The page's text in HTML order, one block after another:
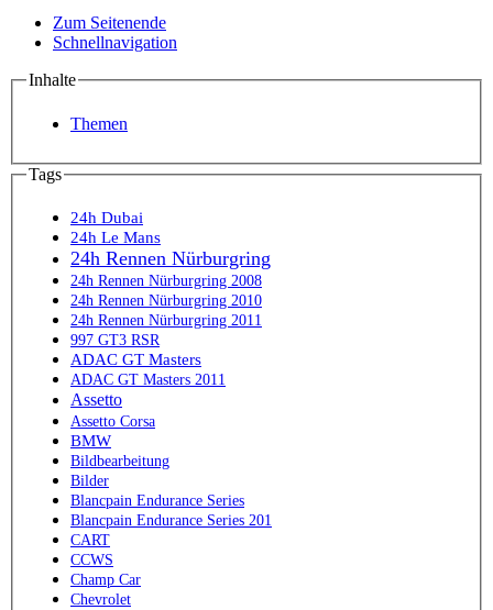
Zum Seitenende
Schnellnavigation
Inhalte
Themen
Tags
24h Dubai
24h Le Mans
24h Rennen Nürburgring
24h Rennen Nürburgring 2008
24h Rennen Nürburgring 2010
24h Rennen Nürburgring 2011
997 GT3 RSR
ADAC GT Masters
ADAC GT Masters 2011
Assetto
Assetto Corsa
BMW
Bildbearbeitung
Bilder
Blancpain Endurance Series
Blancpain Endurance Series 201
CART
CCWS
Champ Car
Chevrolet